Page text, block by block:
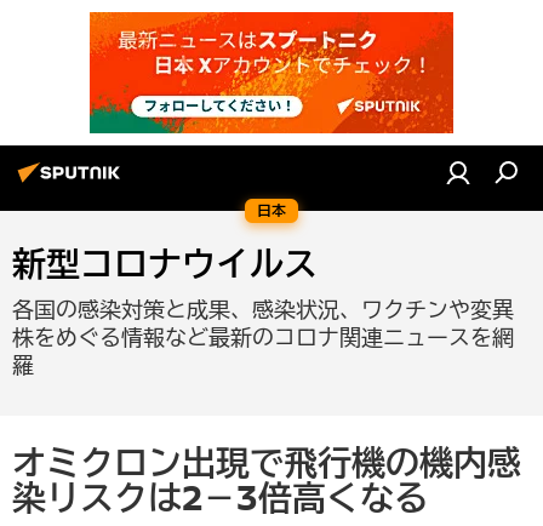
日本
新型コロナウイルス
各国の感染対策と成果、感染状況、ワクチンや変異
株をめぐる情報など最新のコロナ関連ニュースを網
羅
オミクロン出現で飛行機の機内感
染リスクは2－3倍高くなる